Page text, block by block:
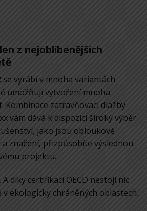
z nejoblíbenějších
se vyrábí v mnoha variantách
umožňují vytvoření mnoha
Kombinace zatravňovací dlažby
vám dává k dispozici široký výběr
jako jsou obloukové
značení, přizpůsobíte výslednou
projektu.
A díky certifikaci OECD nestojí nic
v ekologicky chráněných oblastech.